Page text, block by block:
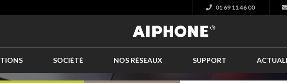
01 69 11 46 00
SOCIÉTÉ NOS RÉSEAUX SUPPORT